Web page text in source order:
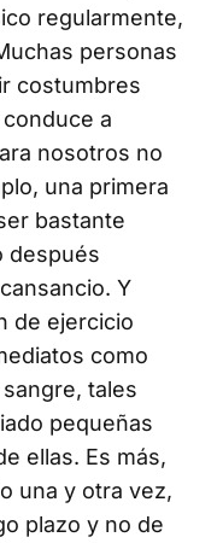
regularmente,
personas
costumbres
a
nosotros no
una primera
bastante
después
Y
de ejercicio
como
tales
pequeñas
ellas. Es más,
una y otra vez,
plazo y no de